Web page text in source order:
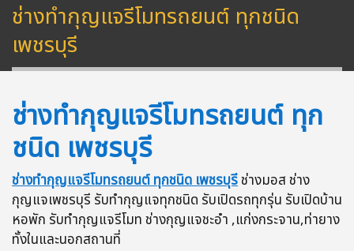
ช่างทำกุญแจรีโมทรถยนต์ ทุกชนิด
เพชรบุรี
ช่างทำกุญแจรีโมทรถยนต์ ทุก
ชนิด เพชรบุรี
ช่างทำกุญแจรีโมทรถยนต์ ทุกชนิด เพชรบุรีช่างมอส ช่าง
กุญแจเพชรบุรี รับทำกุญแจทุกชนิด รับเปิดรถทุกรุ่น รับเปิดบ้าน
หอพัก รับทำกุญแจรีโมท ช่างกุญแจชะอำ ,แก่งกระจาน,ท่ายาง
ทั้งในและนอกสถานที่